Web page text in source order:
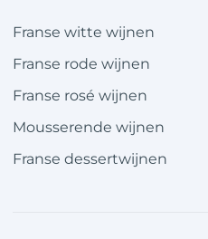
Franse witte wijnen
Franse rode wijnen
Franse rosé wijnen
Mousserende wijnen
Franse dessertwijnen